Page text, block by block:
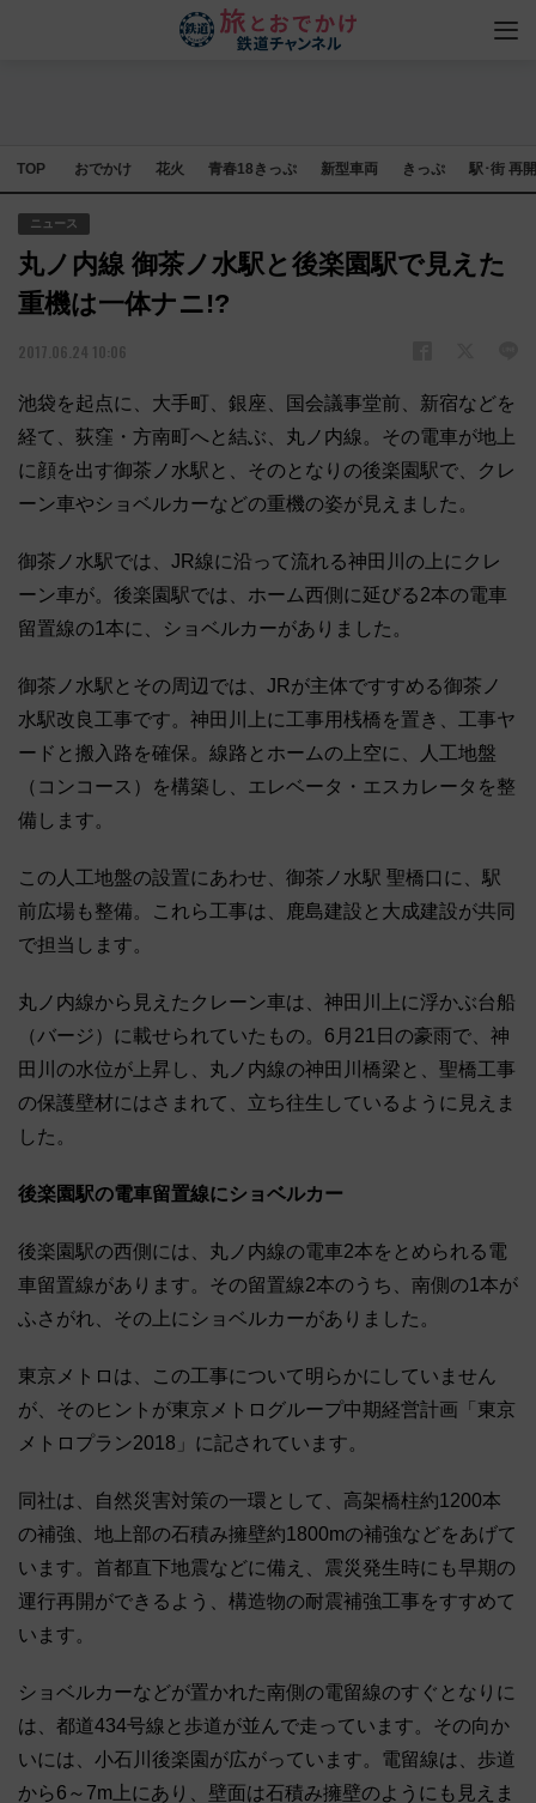
TOP おでかけ 花火 青春18きっぷ 新型車両 きっぷ 駅･街 再
ニュース
丸ノ内線 御茶ノ水駅と後楽園駅で見えた
重機は一体ナニ!?
2017.06.24 10:06
池袋を起点に、大手町、銀座、国会議事堂前、新宿などを
経て、荻窪・方南町へと結ぶ、丸ノ内線。その電車が地上
に顔を出す御茶ノ水駅と、そのとなりの後楽園駅で、クレ
ーン車やショベルカーなどの重機の姿が見えました。
御茶ノ水駅では、JR線に沿って流れる神田川の上にクレ
ーン車が。後楽園駅では、ホーム西側に延びる2本の電車
留置線の1本に、ショベルカーがありました。
御茶ノ水駅とその周辺では、JRが主体ですすめる御茶ノ
水駅改良工事です。神田川上に工事用桟橋を置き、工事ヤ
ードと搬入路を確保。線路とホームの上空に、人工地盤
（コンコース）を構築し、エレベータ・エスカレータを整
備します。
この人工地盤の設置にあわせ、御茶ノ水駅 聖橋口に、駅
前広場も整備。これら工事は、鹿島建設と大成建設が共同
で担当します。
丸ノ内線から見えたクレーン車は、神田川上に浮かぶ台船
（バージ）に載せられていたもの。6月21日の豪雨で、神
田川の水位が上昇し、丸ノ内線の神田川橋梁と、聖橋工事
の保護壁材にはさまれて、立ち往生しているように見えま
した。
後楽園駅の電車留置線にショベルカー
後楽園駅の西側には、丸ノ内線の電車2本をとめられる電
車留置線があります。その留置線2本のうち、南側の1本が
ふさがれ、その上にショベルカーがありました。
東京メトロは、この工事について明らかにしていません
が、そのヒントが東京メトログループ中期経営計画「東京
メトロプラン2018」に記されています。
同社は、自然災害対策の一環として、高架橋柱約1200本
の補強、地上部の石積み擁壁約1800mの補強などをあげて
います。首都直下地震などに備え、震災発生時にも早期の
運行再開ができるよう、構造物の耐震補強工事をすすめて
います。
ショベルカーなどが置かれた南側の電留線のすぐとなりに
は、都道434号線と歩道が並んで走っています。その向か
いには、小石川後楽園が広がっています。電留線は、歩道
から6～7m上にあり、壁面は石積み擁壁のようにも見えま